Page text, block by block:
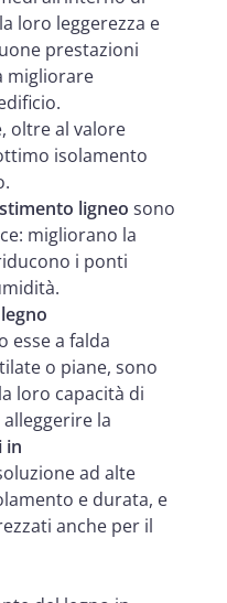
loro leggerezza e
prestazioni
migliorare
oltre al valore
isolamento
ligneo sono
migliorano la
i ponti
esse a falda
o piane, sono
loro capacità di
la
in
ad alte
e durata, e
anche per il